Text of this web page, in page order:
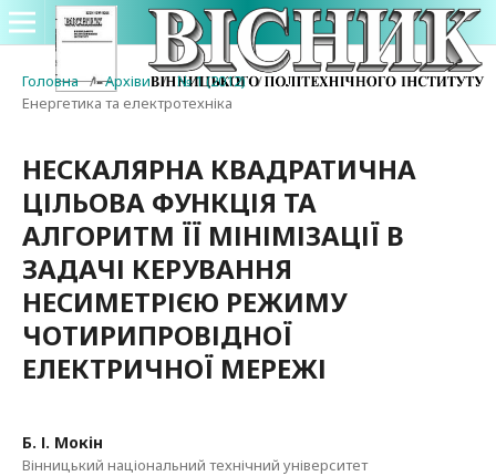
Головна / Архіви / № 1 (2012) /
Енергетика та електротехніка
НЕСКАЛЯРНА КВАДРАТИЧНА
ЦІЛЬОВА ФУНКЦІЯ ТА
АЛГОРИТМ ЇЇ МІНІМІЗАЦІЇ В
ЗАДАЧІ КЕРУВАННЯ
НЕСИМЕТРІЄЮ РЕЖИМУ
ЧОТИРИПРОВІДНОЇ
ЕЛЕКТРИЧНОЇ МЕРЕЖІ
Б. І. Мокін
Вінницький національний технічний університет